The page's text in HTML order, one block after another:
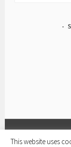
This website uses